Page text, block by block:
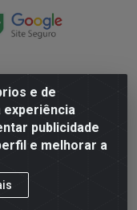
e de
publicidade
e melhorar a
LTDA - Rua
- Alecrim - Vila
0003-09